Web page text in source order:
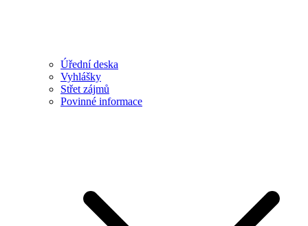
Úřední deska
Vyhlášky
Střet zájmů
Povinné informace